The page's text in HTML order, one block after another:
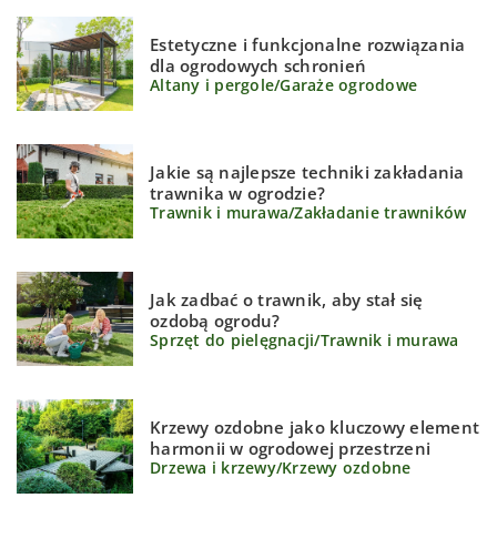
Estetyczne i funkcjonalne rozwiązania
dla ogrodowych schronień
Altany i pergole/Garaże ogrodowe
Jakie są najlepsze techniki zakładania
trawnika w ogrodzie?
Trawnik i murawa/Zakładanie trawników
Jak zadbać o trawnik, aby stał się
ozdobą ogrodu?
Sprzęt do pielęgnacji/Trawnik i murawa
Krzewy ozdobne jako kluczowy element
harmonii w ogrodowej przestrzeni
Drzewa i krzewy/Krzewy ozdobne